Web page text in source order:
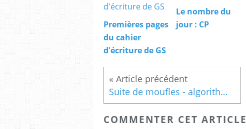
Premières pages
du cahier
d'écriture de GS
Le nombre du
jour : CP
Suite de moufles - algorithmes de moufles
COMMENTER CET ARTICLE